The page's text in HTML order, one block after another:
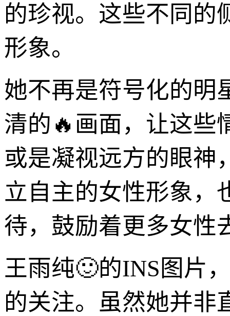
的珍视。这些不同的
形象。
她不再是符号化的明
清的🔥画面，让这些
或是凝视远方的眼神
立自主的女性形象，
待，鼓励着更多女性
王雨纯🙂的INS图片
的关注。虽然她并非